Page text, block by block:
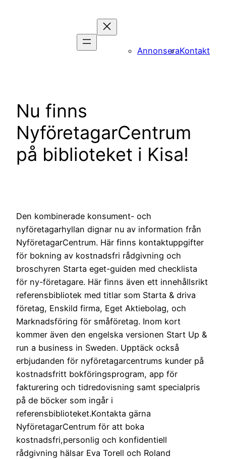
AnnonseraKontakt
Nu finns
NyföretagarCentrum
på biblioteket i Kisa!
Den kombinerade konsument- och
nyföretagarhyllan dignar nu av information från
NyföretagarCentrum. Här finns kontaktuppgifter
för bokning av kostnadsfri rådgivning och
broschyren Starta eget-guiden med checklista
för ny-företagare. Här finns även ett innehållsrikt
referensbibliotek med titlar som Starta & driva
företag, Enskild firma, Eget Aktiebolag, och
Marknadsföring för småföretag. Inom kort
kommer även den engelska versionen Start Up &
run a business in Sweden. Upptäck också
erbjudanden för nyföretagarcentrums kunder på
kostnadsfritt bokföringsprogram, app för
fakturering och tidredovisning samt specialpris
på de böcker som ingår i
referensbiblioteket.Kontakta gärna
NyföretagarCentrum för att boka
kostnadsfri,personlig och konfidentiell
rådgivning hälsar Eva Torell och Roland